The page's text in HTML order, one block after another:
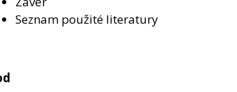
Seznam použité literatury